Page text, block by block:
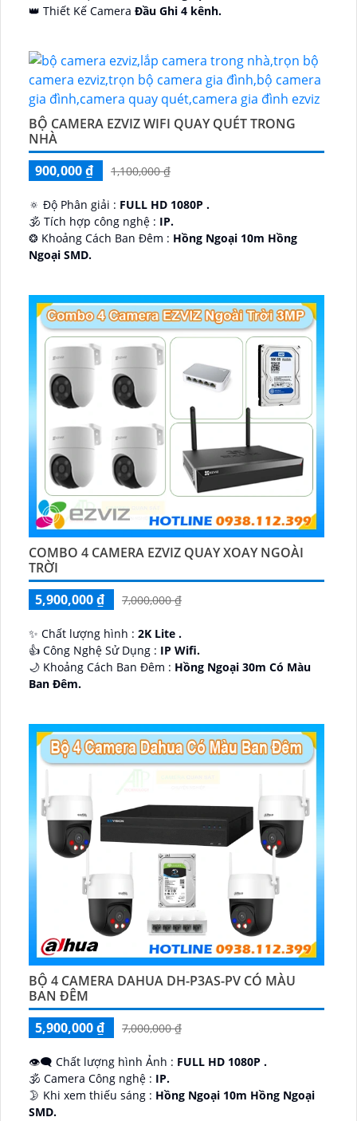
👑 Thiết Kế Camera Đầu Ghi 4 kênh.
BỘ CAMERA EZVIZ WIFI QUAY QUÉT TRONG
NHÀ
900,000 ₫
1,100,000 ₫
🔅 Độ Phân giải : FULL HD 1080P .
🕉️ Tích hợp công nghệ : IP.
❂ Khoảng Cách Ban Đêm : Hồng Ngoại 10m Hồng
Ngoại SMD.
COMBO 4 CAMERA EZVIZ QUAY XOAY NGOÀI
TRỜI
5,900,000 ₫
7,000,000 ₫
✨ Chất lượng hình : 2K Lite .
👍 Công Nghệ Sử Dụng : IP Wifi.
🌙 Khoảng Cách Ban Đêm : Hồng Ngoại 30m Có Màu
Ban Ðêm.
BỘ 4 CAMERA DAHUA DH-P3AS-PV CÓ MÀU
BAN ĐÊM
5,900,000 ₫
7,000,000 ₫
👁️‍🗨 Chất lượng hình Ảnh : FULL HD 1080P .
🕉️ Camera Công nghệ : IP.
🌛 Khi xem thiếu sáng : Hồng Ngoại 10m Hồng Ngoại
SMD.